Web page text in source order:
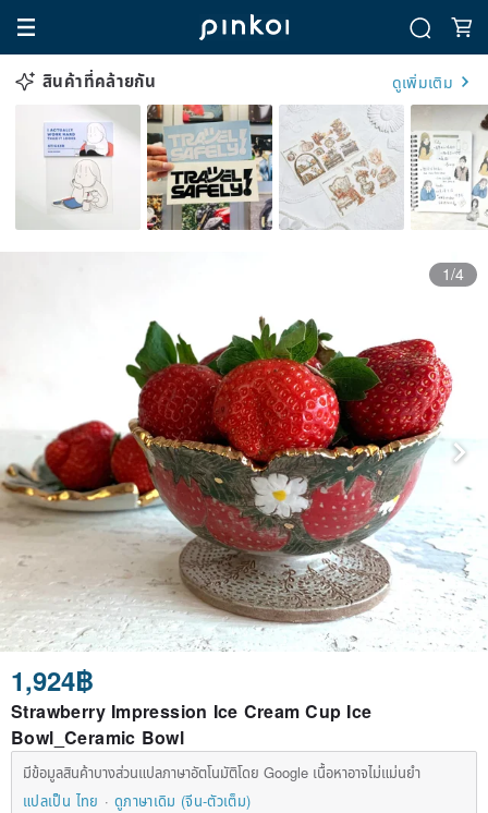
สินค้าที่คล้ายกัน ดูเพิ่มเติม
1/4
1,924฿
Strawberry Impression Ice Cream Cup Ice
Bowl_Ceramic Bowl
มีข้อมูลสินค้าบางส่วนแปลภาษาอัตโนมัติโดย Google เนื้อหาอาจไม่แม่นยำ
แปลเป็น ไทย
ดูภาษาเดิม (จีน-ตัวเต็ม)